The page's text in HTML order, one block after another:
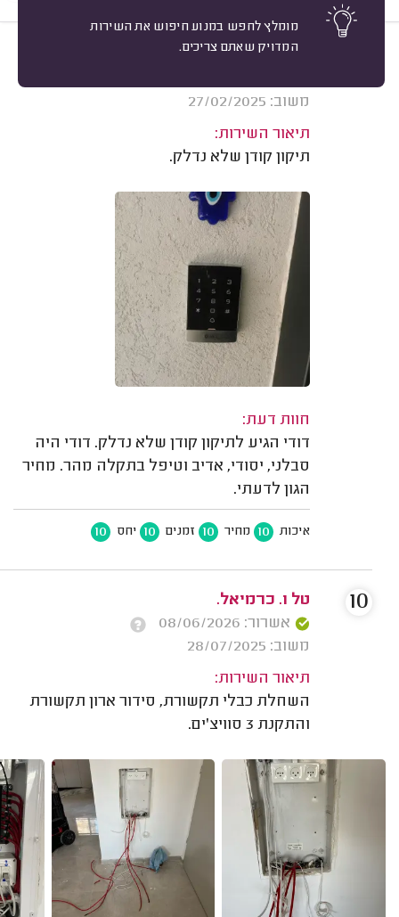
מומלץ לחפש במנוע חיפוש את השירות
המדויק שאתם צריכים.
בר א. קרית מוצקין.
משוב: 27/02/2025
תיאור השירות:
תיקון קודן שלא נדלק.
חוות דעת:
דודי הגיע לתיקון קודן שלא נדלק. דודי היה
סבלני, יסודי, אדיב וטיפל בתקלה מהר. מחיר
הגון לדעתי.
איכות 10 מחיר 10 זמנים 10 יחס 10
טל ו. כרמיאל.
אשרור: 08/06/2026
משוב: 28/07/2025
תיאור השירות:
השחלת כבלי תקשורת, סידור ארון תקשורת
והתקנת 3 סוויצ'ים.
10